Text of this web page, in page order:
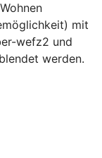
mit
wefz2 und
werden.